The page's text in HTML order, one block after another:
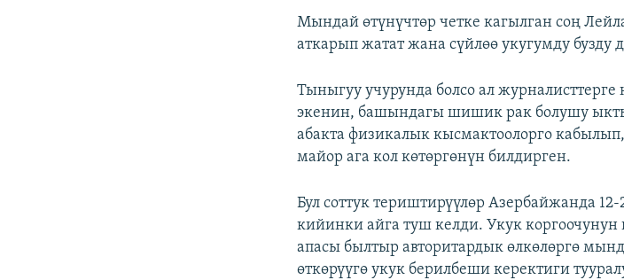
Мындай өтүнүчтөр четке кагылган соң
аткарып жатат жана сүйлөө укугумду бузду
Тыныгуу учурунда болсо ал
экенин, башындагы шишик рак болушу
абакта физикалык кысмактоолорго
майор ага кол көтөргөнүн билдирген.
Бул соттук териштирүүлөр Азербайжанда
кийинки айга туш келди. Укук
апасы былтыр авторитардык өлкөлөргө
өткөрүүгө укук берилбеши керектиги